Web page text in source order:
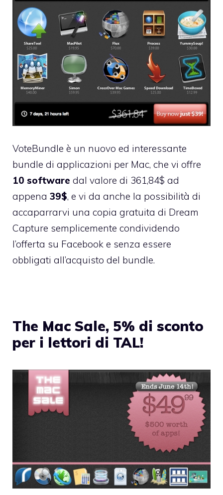
VoteBundle è un nuovo ed interessante
bundle di applicazioni per Mac, che vi offre
10 software dal valore di 361,84$ ad
appena 39$, e vi da anche la possibilità di
accaparrarvi una copia gratuita di Dream
Capture semplicemente condividendo
l’offerta su Facebook e senza essere
obbligati all’acquisto del bundle.
The Mac Sale, 5% di sconto
per i lettori di TAL!